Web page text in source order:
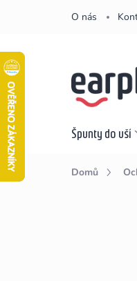
O nás
Špunty do uší
Domů